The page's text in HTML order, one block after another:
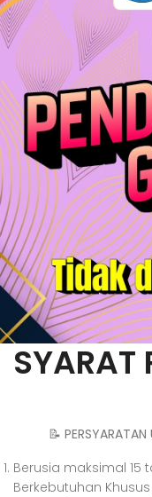
SYARAT
📝 PERSYARATAN
Berusia maksimal 15
Berkebutuhan Khusus